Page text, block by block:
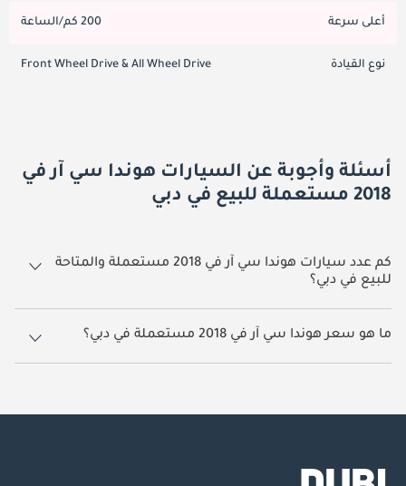
أعلى سرعة 200 كم/الساعة
نوع القيادة Front Wheel Drive & All Wheel Drive
أسئلة وأجوبة عن السيارات هوندا سي آر في
2018 مستعملة للبيع في دبي
كم عدد سيارات هوندا سي آر في 2018 مستعملة والمتاحة
للبيع في دبي؟
2 سيارة هوندا سي آر في 2018 مستعملة متوفرة للبيع في دبي.
ما هو سعر هوندا سي آر في 2018 مستعملة في دبي؟
يبدأ سعر سيارة هوندا سي آر في 2018 مستعملة في دبي TBD.